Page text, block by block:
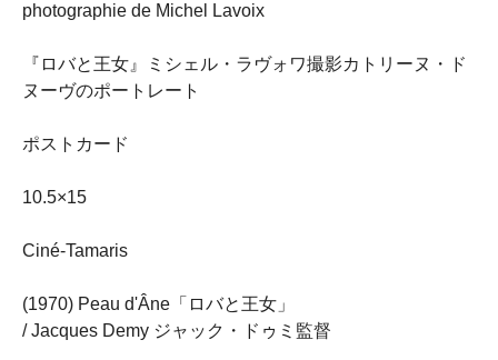
photographie de Michel Lavoix
『ロバと王女』ミシェル・ラヴォワ撮影カトリーヌ・ド
ヌーヴのポートレート
ポストカード
10.5×15
Ciné-Tamaris
(1970) Peau d'Âne「ロバと王女」
/ Jacques Demy ジャック・ドゥミ監督